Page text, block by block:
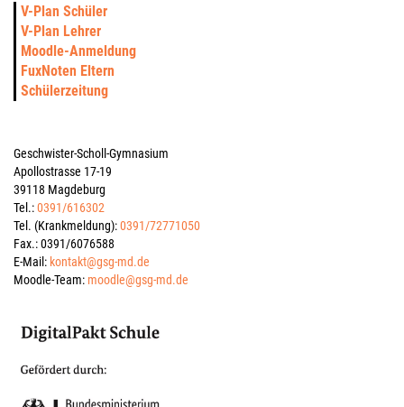
V-Plan Schüler
V-Plan Lehrer
Moodle-Anmeldung
FuxNoten Eltern
Schülerzeitung
Geschwister-Scholl-Gymnasium
Apollostrasse 17-19
39118 Magdeburg
Tel.:0391/616302
Tel. (Krankmeldung):0391/72771050
Fax.: 0391/6076588
E-Mail: kontakt@gsg-md.de
Moodle-Team: moodle@gsg-md.de